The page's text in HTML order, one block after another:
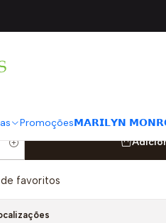
Promoções𝗠𝗔𝗥𝗜𝗟𝗬𝗡
Já conhece
favoritos